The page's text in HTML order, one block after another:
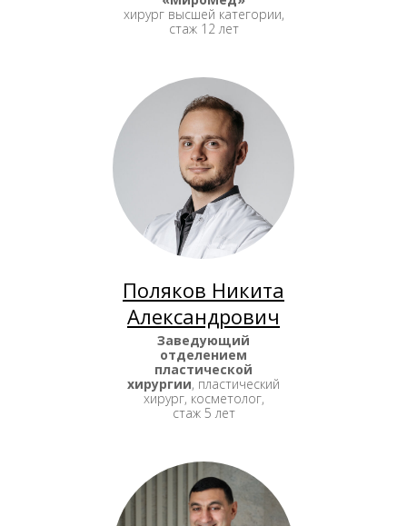
хирург высшей категории,
стаж 12 лет
Поляков Никита
Александрович
Заведующий
отделением
пластической
хирургии, пластический
хирург, косметолог,
стаж 5 лет